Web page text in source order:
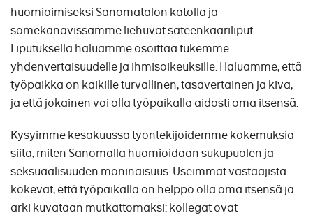
huomioimiseksi Sanomatalon katolla ja
somekanavissamme liehuvat sateenkaariliput.
Liputuksella haluamme osoittaa tukemme
yhdenvertaisuudelle ja ihmisoikeuksille. Haluamme, että
työpaikka on kaikille turvallinen, tasavertainen ja kiva,
ja että jokainen voi olla työpaikalla aidosti oma itsensä.
Kysyimme kesäkuussa työntekijöidemme kokemuksia
siitä, miten Sanomalla huomioidaan sukupuolen ja
seksuaalisuuden moninaisuus. Useimmat vastaajista
kokevat, että työpaikalla on helppo olla oma itsensä ja
arki kuvataan mutkattomaksi: kollegat ovat